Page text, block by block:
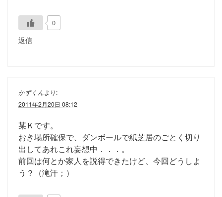
0
返信
かずくんより:
2011年2月20日 08:12
某Ｋです。
おき場所確保で、ダンボールで紙芝居のごとく切り
出してあれこれ妄想中．．．。
前回は何とか家人を説得できたけど、今回どうしよ
う？（滝汗；）